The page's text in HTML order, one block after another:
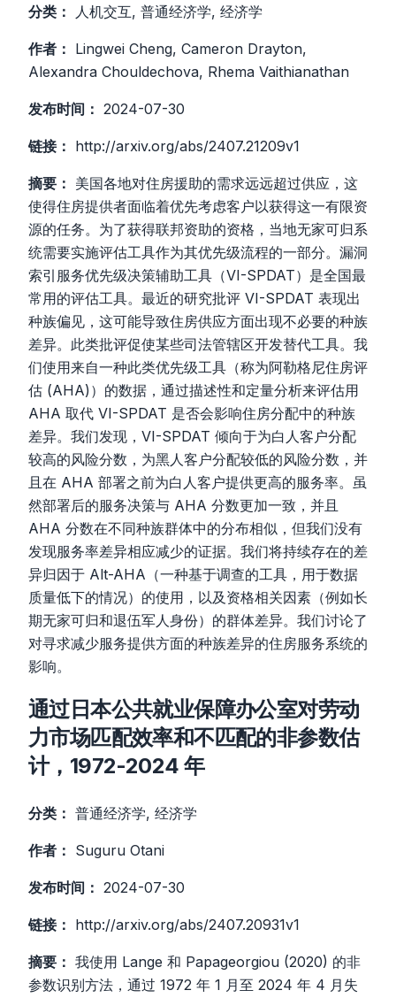
分类： 人机交互, 普通经济学, 经济学
作者： Lingwei Cheng, Cameron Drayton,
Alexandra Chouldechova, Rhema Vaithianathan
发布时间： 2024-07-30
链接： http://arxiv.org/abs/2407.21209v1
摘要： 美国各地对住房援助的需求远远超过供应，这
使得住房提供者面临着优先考虑客户以获得这一有限资
源的任务。为了获得联邦资助的资格，当地无家可归系
统需要实施评估工具作为其优先级流程的一部分。漏洞
索引服务优先级决策辅助工具（VI-SPDAT）是全国最
常用的评估工具。最近的研究批评 VI-SPDAT 表现出
种族偏见，这可能导致住房供应方面出现不必要的种族
差异。此类批评促使某些司法管辖区开发替代工具。我
们使用来自一种此类优先级工具（称为阿勒格尼住房评
估 (AHA)）的数据，通过描述性和定量分析来评估用
AHA 取代 VI-SPDAT 是否会影响住房分配中的种族
差异。我们发现，VI-SPDAT 倾向于为白人客户分配
较高的风险分数，为黑人客户分配较低的风险分数，并
且在 AHA 部署之前为白人客户提供更高的服务率。虽
然部署后的服务决策与 AHA 分数更加一致，并且
AHA 分数在不同种族群体中的分布相似，但我们没有
发现服务率差异相应减少的证据。我们将持续存在的差
异归因于 Alt-AHA（一种基于调查的工具，用于数据
质量低下的情况）的使用，以及资格相关因素（例如长
期无家可归和退伍军人身份）的群体差异。我们讨论了
对寻求减少服务提供方面的种族差异的住房服务系统的
影响。
通过日本公共就业保障办公室对劳动
力市场匹配效率和不匹配的非参数估
计，1972-2024 年
分类： 普通经济学, 经济学
作者： Suguru Otani
发布时间： 2024-07-30
链接： http://arxiv.org/abs/2407.20931v1
摘要： 我使用 Lange 和 Papageorgiou (2020) 的非
参数识别方法，通过 1972 年 1 月至 2024 年 4 月失